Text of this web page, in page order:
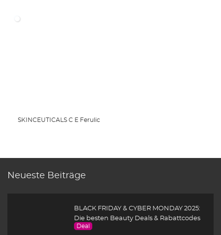
SKINCEUTICALS C E Ferulic
Neueste Beiträge
BLACK FRIDAY & CYBER MONDAY 2025:
Die besten Beauty Deals & Rabattcodes
Deal